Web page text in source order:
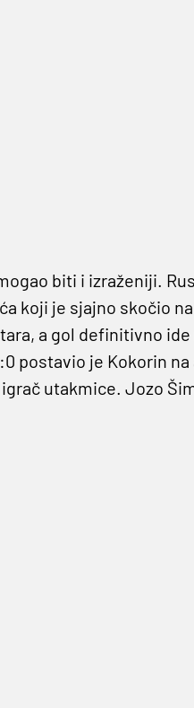
biti i izraženiji.
koji je sjajno skočio
a gol definitivno
postavio je Kokorin
utakmice. Jozo